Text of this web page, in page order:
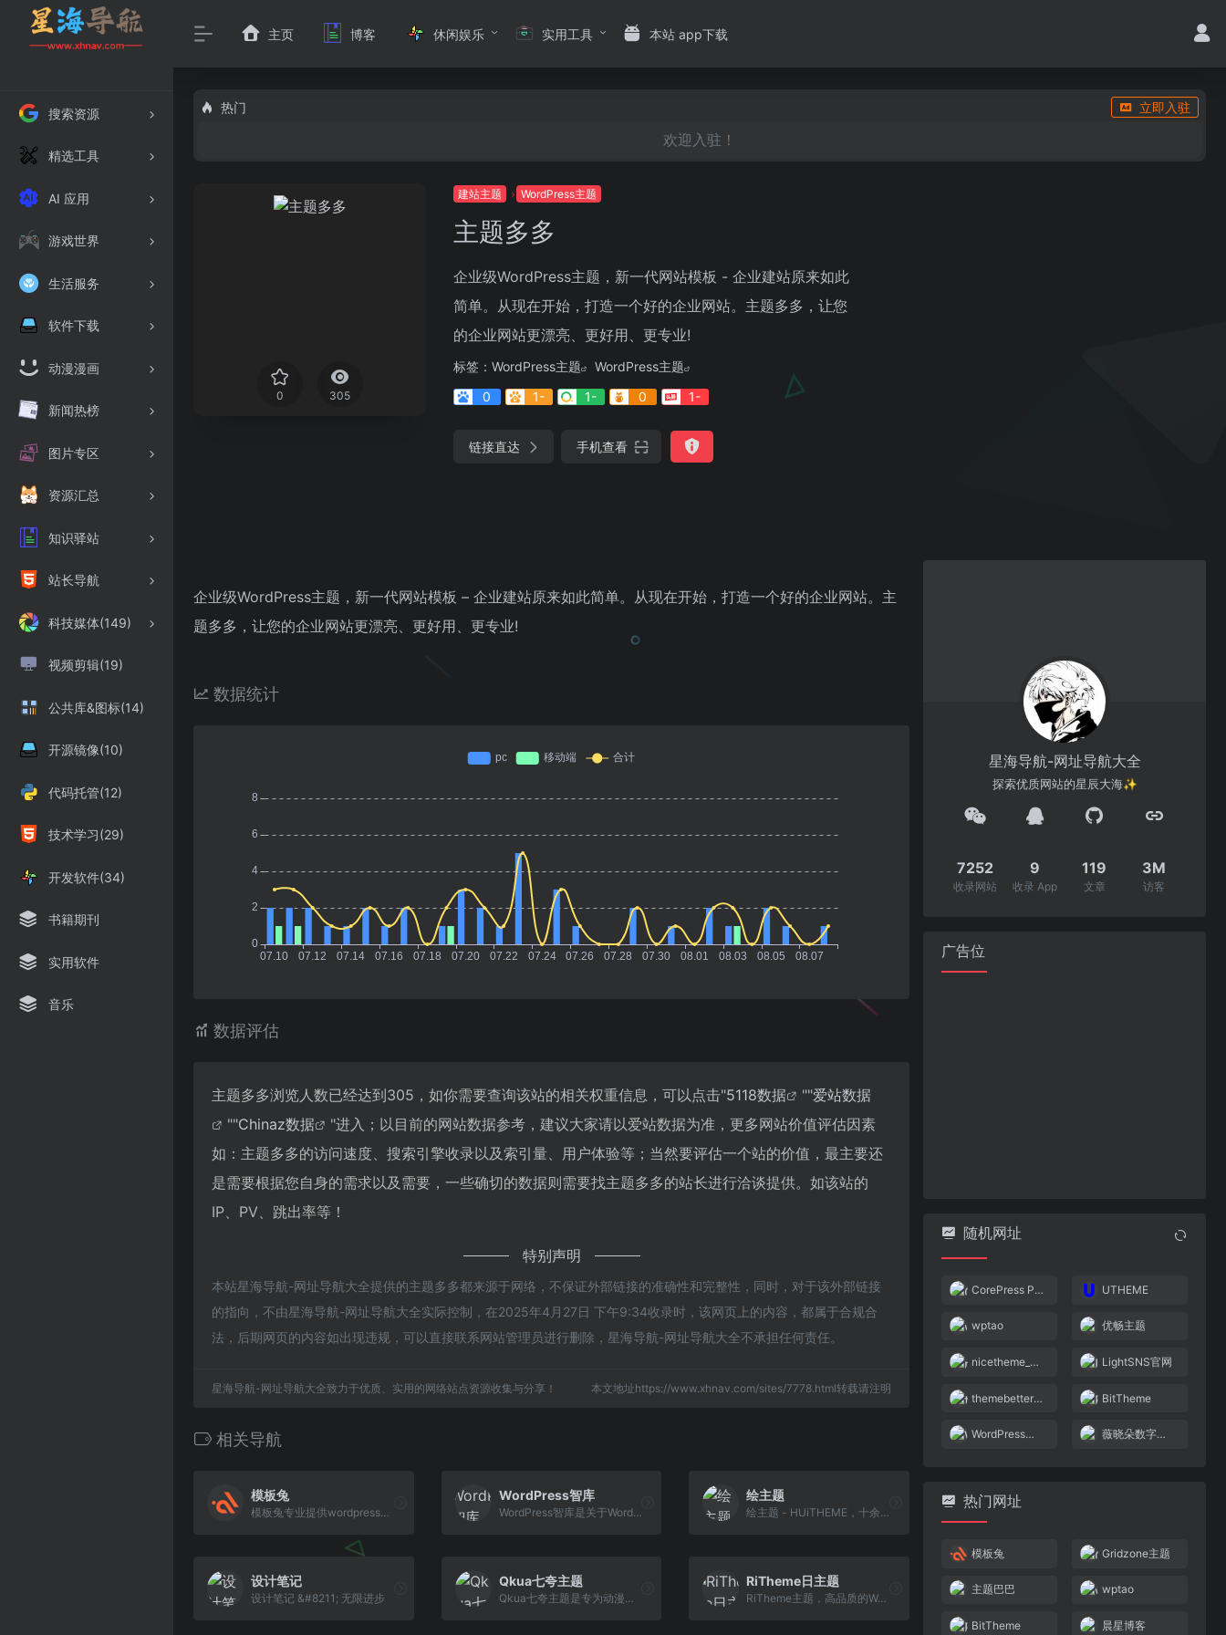
搜索资源
精选工具
AI 应用
游戏世界
生活服务
软件下载
动漫漫画
新闻热榜
图片专区
资源汇总
知识驿站
站长导航
科技媒体(149)
视频剪辑(19)
公共库&图标(14)
开源镜像(10)
代码托管(12)
技术学习(29)
开发软件(34)
书籍期刊
实用软件
音乐
主页 博客 休闲娱乐 实用工具 本站 app下载
热门 立即入驻
欢迎入驻！
0 305
建站主题 WordPress主题
主题多多
企业级WordPress主题，新一代网站模板 - 企业建站原来如此
简单。从现在开始，打造一个好的企业网站。主题多多，让您
的企业网站更漂亮、更好用、更专业!
标签： WordPress主题
WordPress主题
0
1- 1- 0 1-
链接直达 手机查看
企业级WordPress主题，新一代网站模板 – 企业建站原来如此简单。从现在开始，打造一个好的企业网站。主
题多多，让您的企业网站更漂亮、更好用、更专业!
数据统计
数据评估
主题多多浏览人数已经达到305，如你需要查询该站的相关权重信息，可以点击"5118数据 ""爱站数据
""Chinaz数据
"进入；以目前的网站数据参考，建议大家请以爱站数据为准，更多网站价值评估因素
如：主题多多的访问速度、搜索引擎收录以及索引量、用户体验等；当然要评估一个站的价值，最主要还
是需要根据您自身的需求以及需要，一些确切的数据则需要找主题多多的站长进行洽谈提供。如该站的
IP、PV、跳出率等！
特别声明
本站星海导航-网址导航大全提供的主题多多都来源于网络，不保证外部链接的准确性和完整性，同时，对于该外部链接
的指向，不由星海导航-网址导航大全实际控制，在2025年4月27日 下午9:34收录时，该网页上的内容，都属于合规合
法，后期网页的内容如出现违规，可以直接联系网站管理员进行删除，星海导航-网址导航大全不承担任何责任。
星海导航-网址导航大全致力于优质、实用的网络站点资源收集与分享！ 本文地址https://www.xhnav.com/sites/7778.html转载请注明
相关导航
模板兔
模板兔专业提供wordpress主题定制开发，wordpress主题、wordpress模板、wordpress插件、wordpress企业主题、wordpress博客模板免费下载。
WordPress智库
WordPress智库是关于WordPress主题开发,WordPress主题定制开发,二次开发,WordPress插件开发服务,WordPress建站教程,WordPress主题插件等建站资源,WordPress中文汉化的WordPress服务类网站。
绘主题
绘主题 - HUiTHEME，十余年沉淀、十余年积累，更好的WordPress主题下载站，提供高品质的WordPress主题，企业主题，博客主题，WordPress模板，还有更多的WordPress安装使用教程供你学习。
设计笔记
设计笔记 &#8211; 无限进步
Qkua七夸主题
Qkua七夸主题是专为动漫二次元、博客、自媒体、资讯、社区类的网站设计开发的WordPress主题模板，采用模块化设计风格让您的网站更具可维护性和扩展性，让您的网站更具竞争力！
RiTheme日主题
RiTheme主题，高品质的WordPress正版主题资源下载，最新版riplus主题,ripro主题下载，正版ripro下载，ripro授权购买,顶尖的资源类付费类wordpress主题下载，高级WordPress主题开发，资源类网站程序源码开发首选。
星海导航-网址导航大全
探索优质网站的星辰大海✨
7252
收录网站
9
收录 App
119
文章
3M
访客
广告位
随机网址
CorePress Pro 主题 UTHEME
wptao 优畅主题
nicetheme_奈思主题 LightSNS官网
themebetter主题 BitTheme
WordPress蜂蜜 薇晓朵数字商城
热门网址
模板兔 Gridzone主题
主题巴巴 wptao
BitTheme 晨星博客